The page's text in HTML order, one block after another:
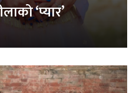
‘प्यार’